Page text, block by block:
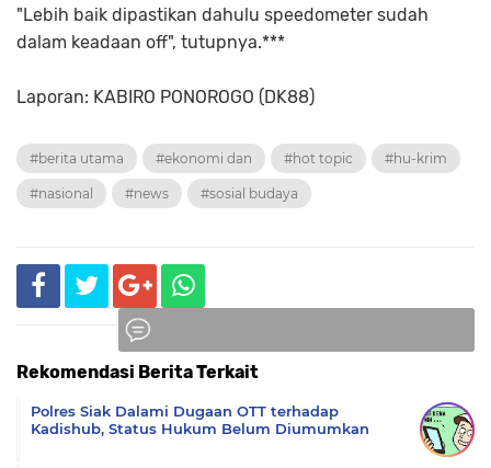
"Lebih baik dipastikan dahulu speedometer sudah
dalam keadaan off", tutupnya.***
Laporan: KABIRO PONOROGO (DK88)
#berita utama #ekonomi dan #hot topic #hu-krim
#nasional #news #sosial budaya
Rekomendasi Berita Terkait
Polres Siak Dalami Dugaan OTT terhadap
Kadishub, Status Hukum Belum Diumumkan